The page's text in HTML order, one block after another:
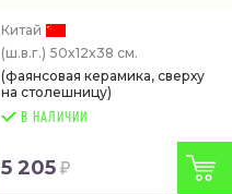
Китай
(ш.в.г.) 50x12x38 см.
(фаянсовая керамика, сверху
на столешницу)
В НАЛИЧИИ
5 205